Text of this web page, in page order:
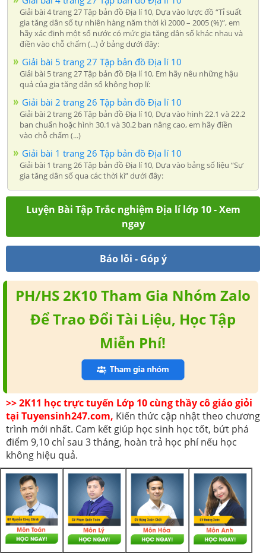
Giải bài 4 trang 27 Tập bản đồ Địa lí 10, Dựa vào lược đồ “Tỉ suất
gia tăng dân số tự nhiên hàng năm thời kì 2000 – 2005 (%)”, em
hãy xác định một số nước có mức gia tăng dân số khác nhau và
điền vào chỗ chấm (...) ở bảng dưới đây:
Giải bài 5 trang 27 Tập bản đồ Địa lí 10
Giải bài 5 trang 27 Tập bản đồ Địa lí 10, Em hãy nêu những hậu
quả của gia tăng dân số không hợp lí:
Giải bài 2 trang 26 Tập bản đồ Địa lí 10
Giải bài 2 trang 26 Tập bản đồ Địa lí 10, Dựa vào hình 22.1 và 22.2
ban chuẩn hoặc hình 30.1 và 30.2 ban nâng cao, em hãy điền
vào chỗ chấm (...)
Giải bài 1 trang 26 Tập bản đồ Địa lí 10
Giải bài 1 trang 26 Tập bản đồ Địa lí 10, Dựa vào bảng số liệu “Sự
gia tăng dân số qua các thời kì” dưới đây:
Luyện Bài Tập Trắc nghiệm Địa lí lớp 10 - Xem
ngay
Báo lỗi - Góp ý
PH/HS 2K10 Tham Gia Nhóm Zalo
Để Trao Đổi Tài Liệu, Học Tập
Miễn Phí!
>> 2K11 học trực tuyến Lớp 10 cùng thầy cô giáo giỏi
tại Tuyensinh247.com, Kiến thức cập nhật theo chương
trình mới nhất. Cam kết giúp học sinh học tốt, bứt phá
điểm 9,10 chỉ sau 3 tháng, hoàn trả học phí nếu học
không hiệu quả.